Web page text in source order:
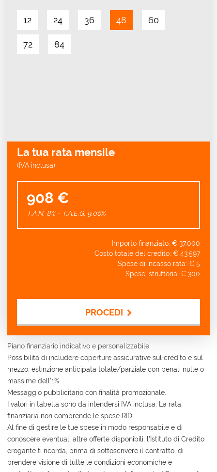
12 24 36 48 60
72 84
La tua rata mensile
(IVA inclusa)
908 €
T.A.N. 8% - T.A.E.G. 9,06%
Importo finanziato: € 37.000
Costo totale del credito: € 43.597
Spese di incasso rata: € 5
Spese istruttoria: € 300
PROCEDI
Contattaci
Piano finanziario indicativo e personalizzabile.
Possibilità di includere coperture assicurative sul credito e sul
mezzo, estinzione anticipata totale/parziale con penali nulle o
massime dell'1%.
Messaggio pubblicitario con finalità promozionale.
I valori in tabella sono da intendersi IVA inclusa. La rata
finanziaria non comprende le spese RID.
Al fine di gestire le tue spese in modo responsabile e di
conoscere eventuali altre offerte disponibili, l'Istituto di Credito
erogante ti ricorda, prima di sottoscrivere il contratto, di
prendere visione di tutte le condizioni economiche e